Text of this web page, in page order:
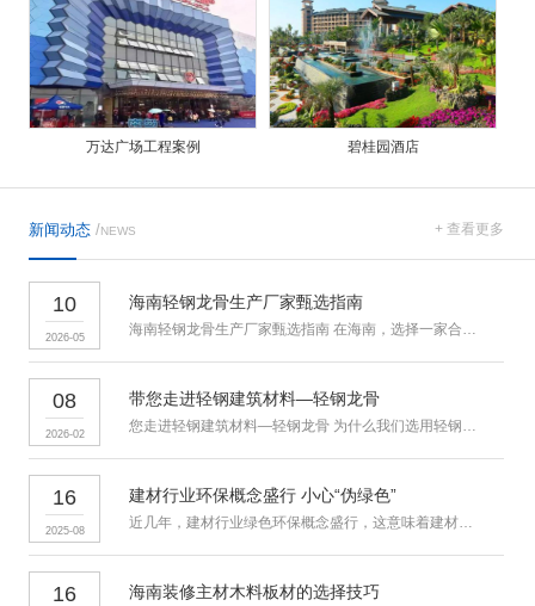
万达广场工程案例 碧桂园酒店
新闻动态 /NEWS + 查看更多
10
2026-05
海南轻钢龙骨生产厂家甄选指南
海南轻钢龙骨生产厂家甄选指南 在海南，选择一家合适的轻钢龙骨生
08
2026-02
带您走进轻钢建筑材料—轻钢龙骨
您走进轻钢建筑材料—轻钢龙骨 为什么我们选用轻钢龙骨？ 吊顶
16
2025-08
建材行业环保概念盛行 小心“伪绿色”
近几年，建材行业绿色环保概念盛行，这意味着建材行业迎来全新的发
16 海南装修主材木料板材的选择技巧